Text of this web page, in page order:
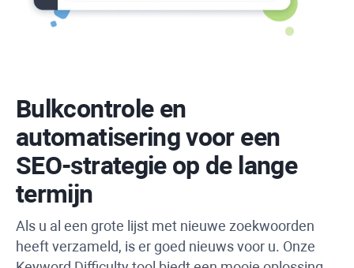
Bulkcontrole en
automatisering voor een
SEO-strategie op de lange
termijn
Als u al een grote lijst met nieuwe zoekwoorden
heeft verzameld, is er goed nieuws voor u. Onze